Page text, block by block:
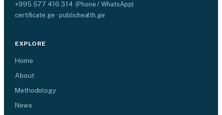
+995 577 416 314 (Phone / WhatsApp)
certificate.ge · publichealth.ge
EXPLORE
Home
About
Methodology
News